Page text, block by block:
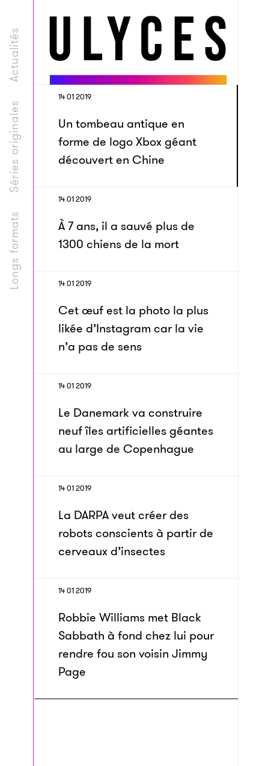
Longs formats
Séries originales
Actualités
14 01 2019
Un tombeau antique en
forme de logo Xbox géant
découvert en Chine
14 01 2019
À 7 ans, il a sauvé plus de
1300 chiens de la mort
14 01 2019
Cet œuf est la photo la plus
likée d’Instagram car la vie
n’a pas de sens
14 01 2019
Le Danemark va construire
neuf îles artificielles géantes
au large de Copenhague
14 01 2019
La DARPA veut créer des
robots conscients à partir de
cerveaux d’insectes
14 01 2019
Robbie Williams met Black
Sabbath à fond chez lui pour
rendre fou son voisin Jimmy
Page